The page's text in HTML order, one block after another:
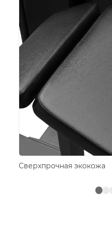
Сверхпрочная экокожа